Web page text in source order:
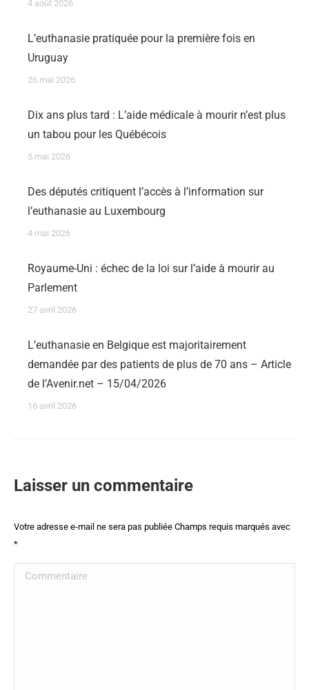
4 août 2026
L’euthanasie pratiquée pour la première fois en
Uruguay
26 mai 2026
Dix ans plus tard : L’aide médicale à mourir n’est plus
un tabou pour les Québécois
5 mai 2026
Des députés critiquent l’accès à l’information sur
l’euthanasie au Luxembourg
4 mai 2026
Royaume-Uni : échec de la loi sur l’aide à mourir au
Parlement
27 avril 2026
L’euthanasie en Belgique est majoritairement
demandée par des patients de plus de 70 ans – Article
de l’Avenir.net – 15/04/2026
16 avril 2026
Laisser un commentaire
Votre adresse e-mail ne sera pas publiée Champs requis marqués avec
*
Commentaire